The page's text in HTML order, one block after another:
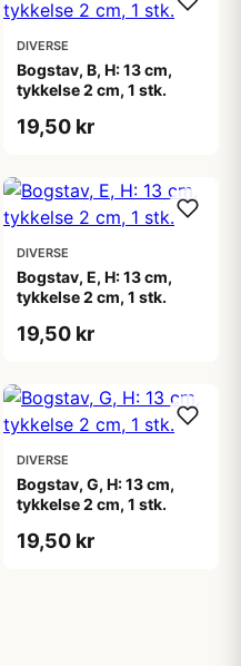
DIVERSE
Bogstav, B, H: 13 cm,
tykkelse 2 cm, 1 stk.
19,50 kr
DIVERSE
Bogstav, E, H: 13 cm,
tykkelse 2 cm, 1 stk.
19,50 kr
DIVERSE
Bogstav, G, H: 13 cm,
tykkelse 2 cm, 1 stk.
19,50 kr